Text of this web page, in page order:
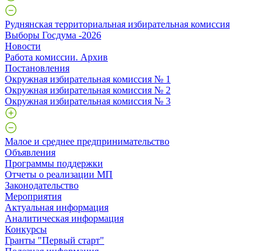
Руднянская территориальная избирательная комиссия
Выборы Госдума -2026
Новости
Работа комиссии. Архив
Постановления
Окружная избирательная комиссия № 1
Окружная избирательная комиссия № 2
Окружная избирательная комиссия № 3
Малое и среднее предпринимательство
Объявления
Программы поддержки
Отчеты о реализации МП
Законодательство
Мероприятия
Актуальная информация
Аналитическая информация
Конкурсы
Гранты "Первый старт"